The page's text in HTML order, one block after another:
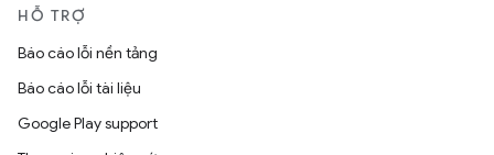
HỖ TRỢ
Báo cáo lỗi nền tảng
Báo cáo lỗi tài liệu
Google Play support